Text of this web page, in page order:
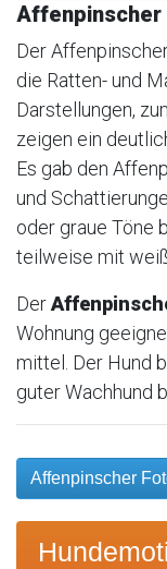
Affenpinscher
Der
die Ratten- und
Darstellungen,
zeigen ein
Es gab den
und
oder graue Töne
teilweise mit
Der
Wohnung
mittel. Der Hund
guter Wachhund
Affenpinscher